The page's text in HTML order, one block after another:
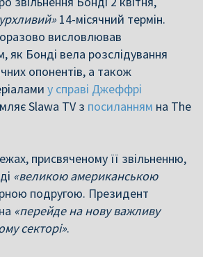
14-місячний термін.
висловлював
як Бонді вела розслідування
опонентів, а також
у справі Джеффрі
Slawa TV з посиланням на The
присвяченому її звільненню,
«великою американською
подругою. Президент
«перейде на нову важливу
секторі».